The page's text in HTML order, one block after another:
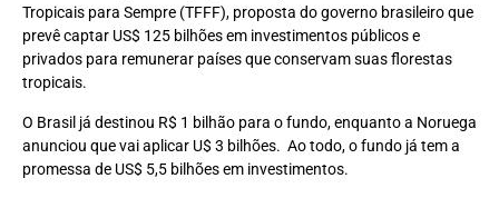
Tropicais para Sempre (TFFF), proposta do governo brasileiro que
prevê captar US$ 125 bilhões em investimentos públicos e
privados para remunerar países que conservam suas florestas
tropicais.
O Brasil já destinou R$ 1 bilhão para o fundo, enquanto a Noruega
anunciou que vai aplicar U$ 3 bilhões. Ao todo, o fundo já tem a
promessa de US$ 5,5 bilhões em investimentos.